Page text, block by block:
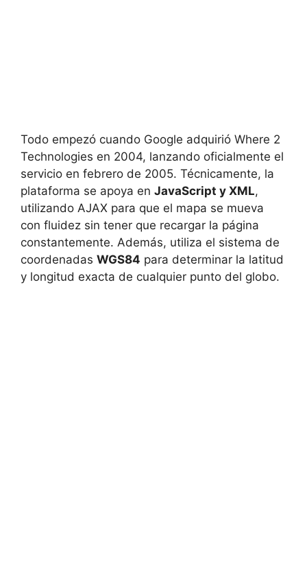
Todo empezó cuando Google adquirió Where 2
Technologies en 2004, lanzando oficialmente el
servicio en febrero de 2005. Técnicamente, la
plataforma se apoya en JavaScript y XML,
utilizando AJAX para que el mapa se mueva
con fluidez sin tener que recargar la página
constantemente. Además, utiliza el sistema de
coordenadas WGS84 para determinar la latitud
y longitud exacta de cualquier punto del globo.